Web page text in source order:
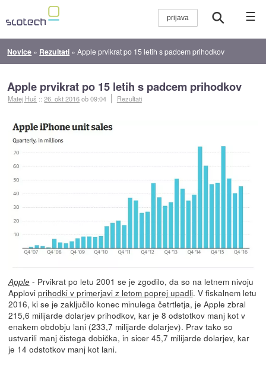
☰
Novice » Rezultati »Apple prvikrat po 15 letih s padcem prihodkov
Apple prvikrat po 15 letih s padcem prihodkov
Matej Huš ::26. okt 2016ob 09:04 Rezultati
Apple- Prvikrat po letu 2001 se je zgodilo, da so na letnem nivoju
Applovi prihodki v primerjavi z letom poprej upadli. V fiskalnem letu
2016, ki se je zaključilo konec minulega četrtletja, je Apple zbral
215,6 milijarde dolarjev prihodkov, kar je 8 odstotkov manj kot v
enakem obdobju lani (233,7 milijarde dolarjev). Prav tako so
ustvarili manj čistega dobička, in sicer 45,7 milijarde dolarjev, kar
je 14 odstotkov manj kot lani.